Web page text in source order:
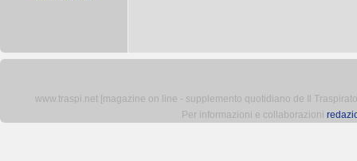
www.traspi.net [magazine on line - supplemento quotidiano de Il
Per informazioni e collaborazioni